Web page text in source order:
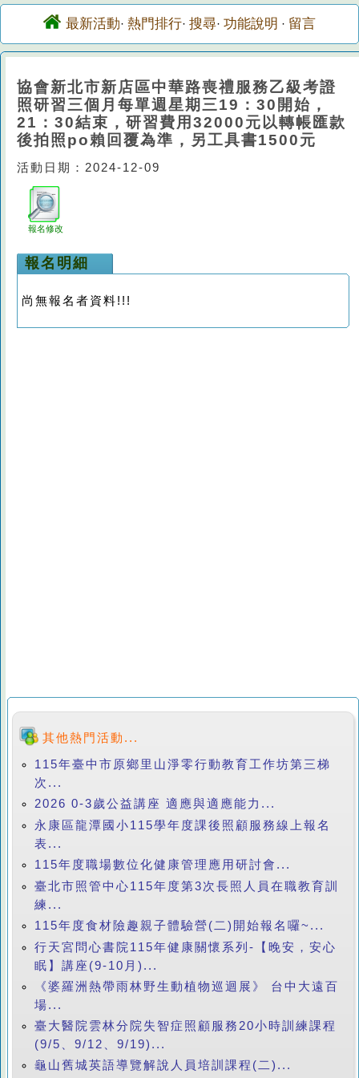
最新活動· 熱門排行· 搜尋· 功能說明 · 留言
協會新北市新店區中華路喪禮服務乙級考證
照研習三個月每單週星期三19：30開始，
21：30結束，研習費用32000元以轉帳匯款
後拍照po賴回覆為準，另工具書1500元
活動日期：2024-12-09
報名修改
報名明細
尚無報名者資料!!!
其他熱門活動...
115年臺中市原鄉里山淨零行動教育工作坊第三梯
次...
2026 0-3歲公益講座 適應與適應能力...
永康區龍潭國小115學年度課後照顧服務線上報名
表...
115年度職場數位化健康管理應用研討會...
臺北市照管中心115年度第3次長照人員在職教育訓
練...
115年度食材險趣親子體驗營(二)開始報名囉~...
行天宮問心書院115年健康關懷系列-【晚安，安心
眠】講座(9-10月)...
《婆羅洲熱帶雨林野生動植物巡迴展》 台中大遠百
場...
臺大醫院雲林分院失智症照顧服務20小時訓練課程
(9/5、9/12、9/19)...
龜山舊城英語導覽解說人員培訓課程(二)...